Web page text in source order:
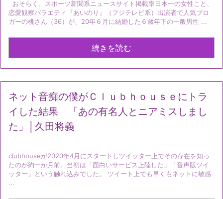
おそらく、スポーツ新聞系ニュースサイト掲載率日本一の女性こと、
恋愛観察バラエティ『あいのり』（フジテレビ系）出演者で人気ブロ
ガーの桃さん（36）が、20年６月に結婚した６歳年下の一般男性 ...
続きを読む
ネット音痴の僕がＣｌｕｂｈｏｕｓｅにトラ
イした結果 「あの有名人とニアミスしまし
た」│久田将義
clubhouseが2020年4月にスタートしツイッター上でその存在を知っ
たのが約一か月前。当初は「面白いサービス上陸した」「音声版ツイ
ッター」という触れ込みでした。 ツイート上でも早くもネットに敏感
...